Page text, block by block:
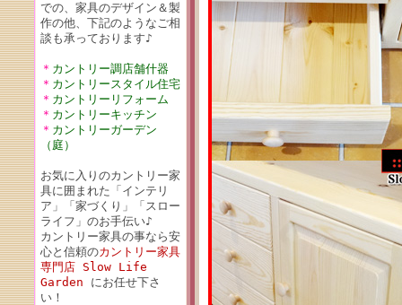
での、家具のデザイン＆製
作の他、下記のようなご相
談も承っております♪
＊ カントリー調店舗什器
＊ カントリースタイル住宅
＊ カントリーリフォーム
＊ カントリーキッチン
＊ カントリーガーデン
（庭）
お気に入りのカントリー家
具に囲まれた「インテリ
ア」「家づくり」「スロー
ライフ」のお手伝い♪
カントリー家具の事なら安
心と信頼のカントリー家具
専門店 Slow Life
Garden にお任せ下さ
い！